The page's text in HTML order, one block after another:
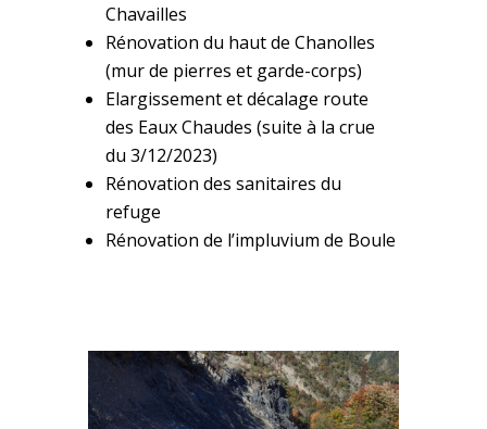
Chavailles
Rénovation du haut de Chanolles
(mur de pierres et garde-corps)
Elargissement et décalage route
des Eaux Chaudes (suite à la crue
du 3/12/2023)
Rénovation des sanitaires du
refuge
Rénovation de l’impluvium de Boule